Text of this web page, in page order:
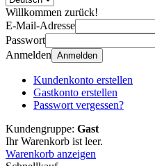
Willkommen zurück!
E-Mail-Adresse
Passwort
Anmelden Anmelden
Kundenkonto erstellen
Gastkonto erstellen
Passwort vergessen?
Kundengruppe: Gast
Ihr Warenkorb ist leer.
Warenkorb anzeigen